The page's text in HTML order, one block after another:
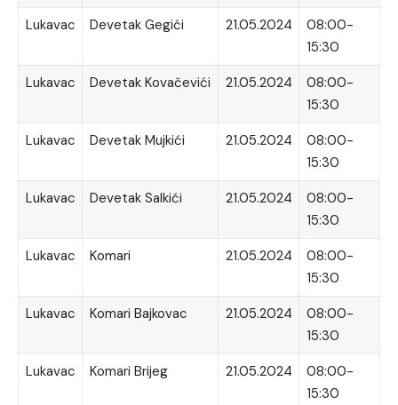
Lukavac
Devetak Gegići 21.05.2024
08:00-
15:30
Lukavac
Devetak Kovačevići 21.05.2024
08:00-
15:30
Lukavac
Devetak Mujkići 21.05.2024
08:00-
15:30
Lukavac
Devetak Salkići 21.05.2024
08:00-
15:30
Lukavac
Komari 21.05.2024
08:00-
15:30
Lukavac
Komari Bajkovac 21.05.2024
08:00-
15:30
Lukavac
Komari Brijeg 21.05.2024
08:00-
15:30